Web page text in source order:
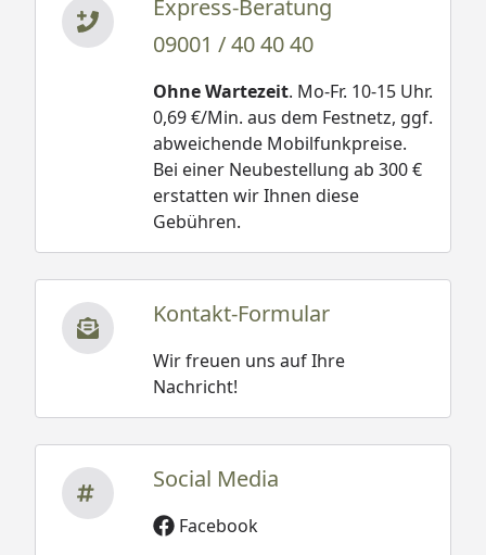
Express-Beratung
09001 / 40 40 40
Ohne Wartezeit. Mo-Fr. 10-15 Uhr.
0,69 €/Min. aus dem Festnetz, ggf.
abweichende Mobilfunkpreise.
Bei einer Neubestellung ab 300 €
erstatten wir Ihnen diese
Gebühren.
Kontakt-Formular
Wir freuen uns auf Ihre
Nachricht!
Social Media
Facebook